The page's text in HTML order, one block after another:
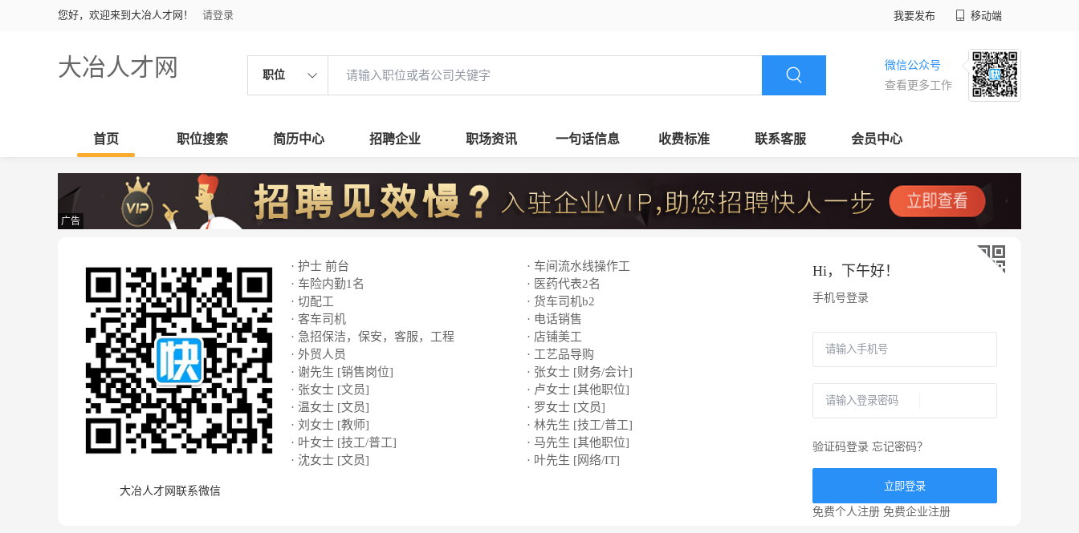
您好，欢迎来到大冶人才网！ 请登录 我要发布 移动端
大冶人才网 职位
微信公众号
查看更多工作
首页 职位搜索 简历中心 招聘企业 职场资讯 一句话信息 收费标准 联系客服 会员中心
广告
大冶人才网联系微信
· 护士 前台
· 车间流水线操作工
· 车险内勤1名
· 医药代表2名
· 切配工
· 货车司机b2
· 客车司机
· 电话销售
· 急招保洁，保安，客服，工程
· 店铺美工
· 外贸人员
· 工艺品导购
· 谢先生 [销售岗位]
· 张女士 [财务/会计]
· 张女士 [文员]
· 卢女士 [其他职位]
· 温女士 [文员]
· 罗女士 [文员]
· 刘女士 [教师]
· 林先生 [技工/普工]
· 叶女士 [技工/普工]
· 马先生 [其他职位]
· 沈女士 [文员]
· 叶先生 [网络/IT]
Hi， 下午好！
手机号登录
验证码登录 忘记密码？
立即登录
免费个人注册 免费企业注册